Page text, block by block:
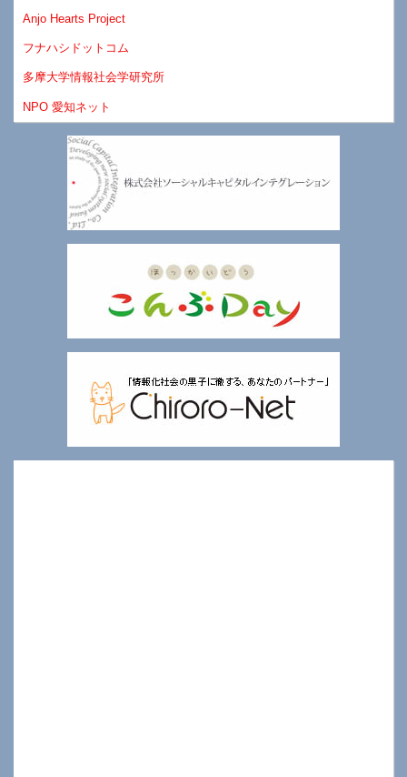
Anjo Hearts Project
フナハシドットコム
多摩大学情報社会学研究所
NPO 愛知ネット